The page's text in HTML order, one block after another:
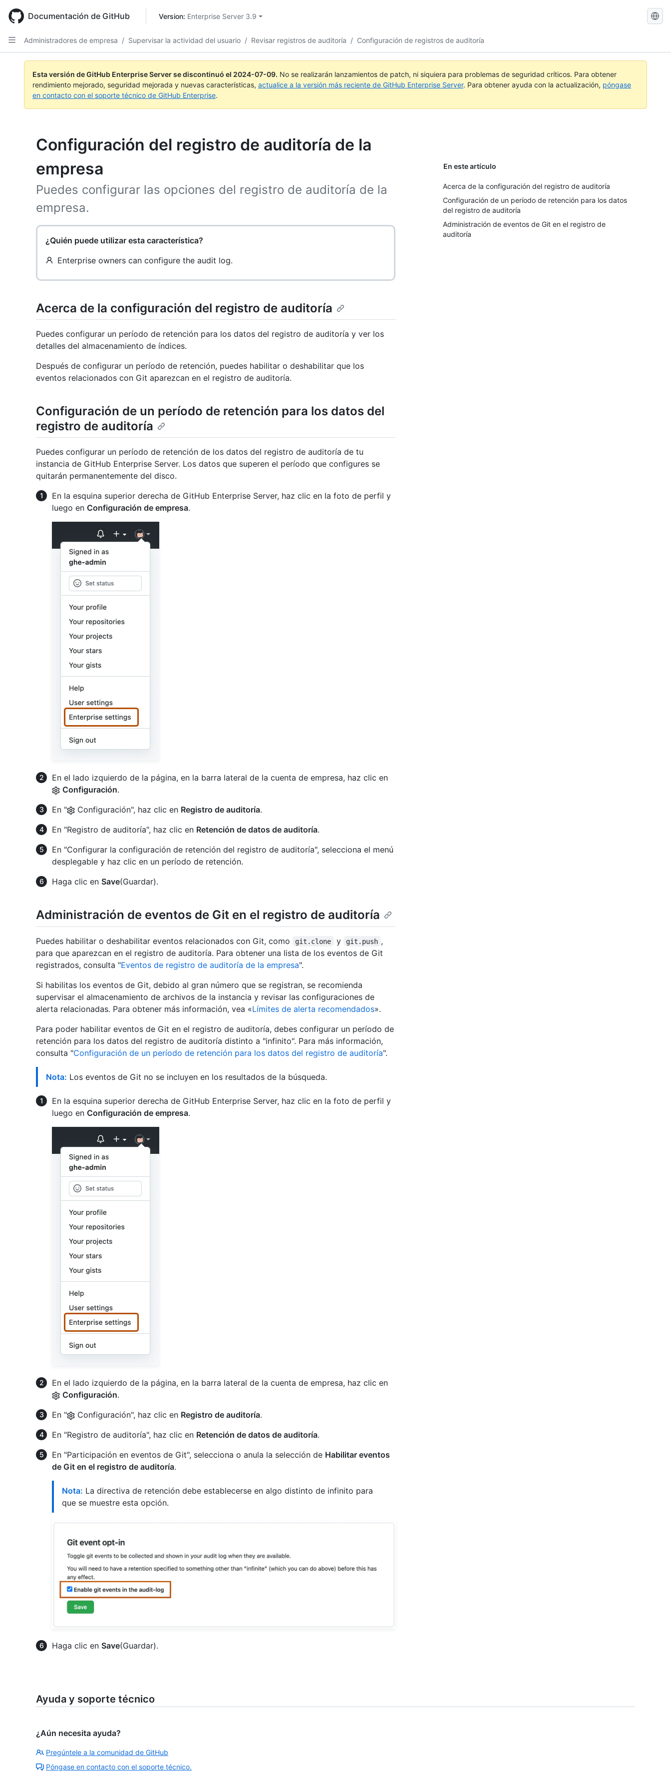
main
content
Documentación de GitHub Version: Enterprise Server 3.9
Buscar
Administradores de empresa / Supervisar la actividad del usuario / Revisar registros de auditoría / Configuración de registros de auditoría
Esta versión de GitHub Enterprise Server se discontinuó el 2024-07-09. No se realizarán lanzamientos de patch, ni siquiera para problemas de seguridad críticos. Para obtener
rendimiento mejorado, seguridad mejorada y nuevas características, actualice a la versión más reciente de GitHub Enterprise Server. Para obtener ayuda con la actualización, póngase
en contacto con el soporte técnico de GitHub Enterprise.
Configuración del registro de auditoría de la
empresa
Puedes configurar las opciones del registro de auditoría de la
empresa.
¿Quién puede utilizar esta característica?
Enterprise owners can configure the audit log.
En este artículo
Acerca de la configuración del registro de auditoría
Configuración de un período de retención para los datos
del registro de auditoría
Administración de eventos de Git en el registro de
auditoría
Acerca de la configuración del registro de auditoría
Puedes configurar un período de retención para los datos del registro de auditoría y ver los
detalles del almacenamiento de índices.
Después de configurar un período de retención, puedes habilitar o deshabilitar que los
eventos relacionados con Git aparezcan en el registro de auditoría.
Configuración de un período de retención para los datos del
registro de auditoría
Puedes configurar un período de retención de los datos del registro de auditoría de tu
instancia de GitHub Enterprise Server. Los datos que superen el período que configures se
quitarán permanentemente del disco.
En la esquina superior derecha de GitHub Enterprise Server, haz clic en la foto de perfil y
luego en Configuración de empresa.
En el lado izquierdo de la página, en la barra lateral de la cuenta de empresa, haz clic en
Configuración.
En "
Configuración", haz clic en Registro de auditoría.
En "Registro de auditoría", haz clic en Retención de datos de auditoría.
En "Configurar la configuración de retención del registro de auditoría", selecciona el menú
desplegable y haz clic en un período de retención.
Haga clic en Save(Guardar).
Administración de eventos de Git en el registro de auditoría
Puedes habilitar o deshabilitar eventos relacionados con Git, como git.clone y git.push ,
para que aparezcan en el registro de auditoría. Para obtener una lista de los eventos de Git
registrados, consulta "Eventos de registro de auditoría de la empresa".
Si habilitas los eventos de Git, debido al gran número que se registran, se recomienda
supervisar el almacenamiento de archivos de la instancia y revisar las configuraciones de
alerta relacionadas. Para obtener más información, vea «Límites de alerta recomendados».
Para poder habilitar eventos de Git en el registro de auditoría, debes configurar un período de
retención para los datos del registro de auditoría distinto a "infinito". Para más información,
consulta "Configuración de un período de retención para los datos del registro de auditoría".
Nota: Los eventos de Git no se incluyen en los resultados de la búsqueda.
En la esquina superior derecha de GitHub Enterprise Server, haz clic en la foto de perfil y
luego en Configuración de empresa.
En el lado izquierdo de la página, en la barra lateral de la cuenta de empresa, haz clic en
Configuración.
En "
Configuración", haz clic en Registro de auditoría.
En "Registro de auditoría", haz clic en Retención de datos de auditoría.
En "Participación en eventos de Git", selecciona o anula la selección de Habilitar eventos
de Git en el registro de auditoría.
Nota: La directiva de retención debe establecerse en algo distinto de infinito para
que se muestre esta opción.
Haga clic en Save(Guardar).
Ayuda y soporte técnico
¿Aún necesita ayuda?
Pregúntele a la comunidad de GitHub
Póngase en contacto con el soporte técnico.